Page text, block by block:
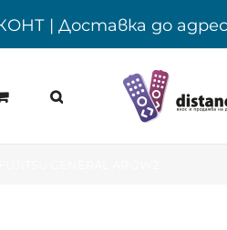
| Доставка до адрес